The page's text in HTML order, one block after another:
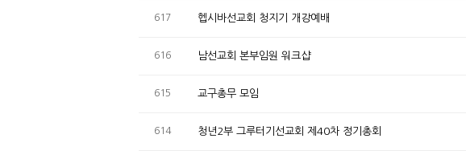
617 헵시바선교회 청지기 개강예배
616 남선교회 본부임원 워크샵
615 교구총무 모임
614 청년2부 그루터기선교회 제40차 정기총회